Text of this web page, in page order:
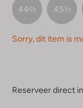
44⅔ 45⅓
Sorry, dit item is
Reserveer direct